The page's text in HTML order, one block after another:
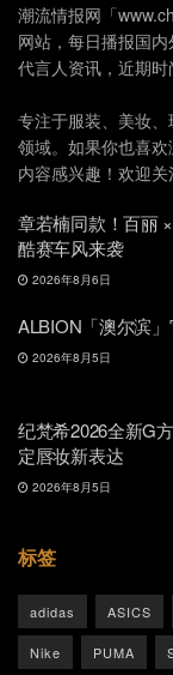
潮流情报网「
网站，每日播报国
代言人资讯，近期时
专注于服装、美妆
领域。如果你也喜
内容感兴趣！欢迎关
章若楠同款！百丽
酷赛车风来袭
2026年8月6日
ALBION「澳尔滨
2026年8月5日
纪梵希2026全新G
定唇妆新表达
2026年8月5日
标签
adidas ASICS
Nike PUMA